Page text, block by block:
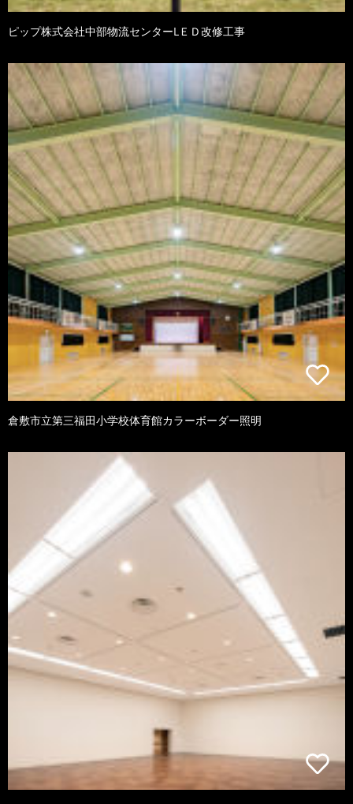
ピップ株式会社中部物流センターLＥＤ改修工事
倉敷市立第三福田小学校体育館カラーボーダー照明